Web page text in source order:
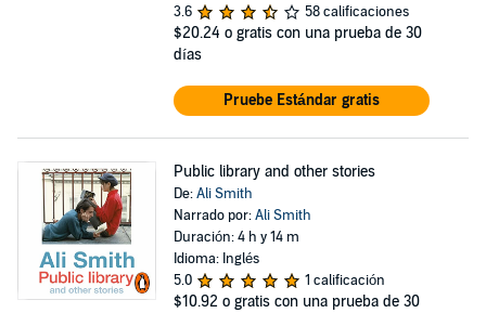
3.6
58 calificaciones
$20.24 o gratis con una prueba de 30
días
Pruebe Estándar gratis
Public library and other stories
De:Ali Smith
Narrado por:Ali Smith
Duración: 4 h y 14 m
Idioma: Inglés
5.0
1 calificación
$10.92 o gratis con una prueba de 30